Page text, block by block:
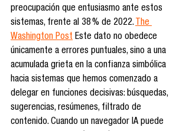
preocupación que entusiasmo ante estos
sistemas, frente al 38 % de 2022. The
Washington Post Este dato no obedece
únicamente a errores puntuales, sino a una
acumulada grieta en la confianza simbólica
hacia sistemas que hemos comenzado a
delegar en funciones decisivas: búsquedas,
sugerencias, resúmenes, filtrado de
contenido. Cuando un navegador IA puede